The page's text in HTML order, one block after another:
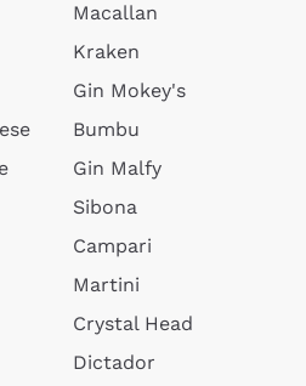
Macallan
Kraken
Gin Mokey's
Bumbu
Gin Malfy
Sibona
Campari
Martini
Crystal Head
Dictador